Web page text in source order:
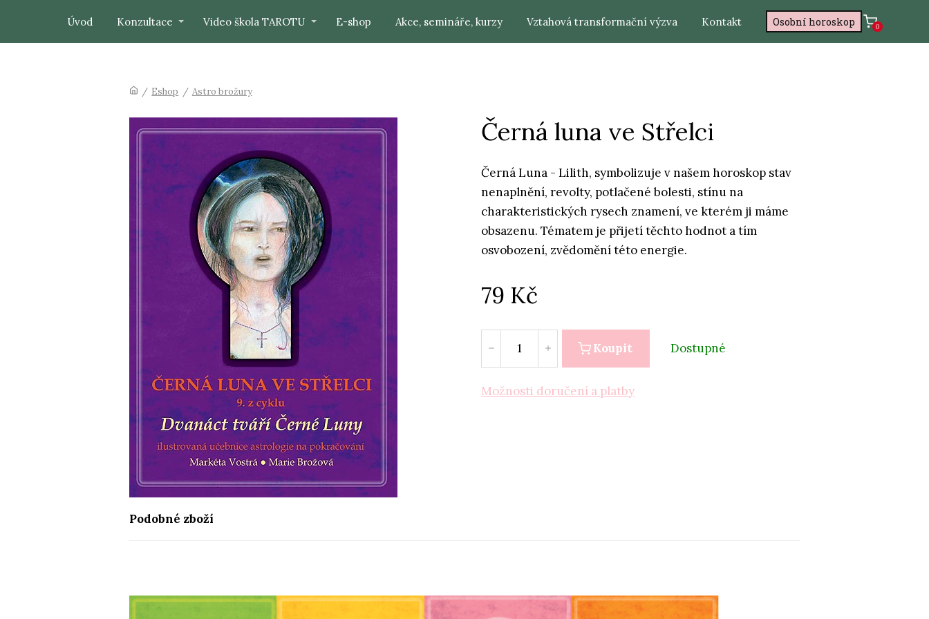
Úvod Konzultace Video škola TAROTU E-shop Akce, semináře, kurzy Vztahová transformační výzva Kontakt Osobní horoskop 0
/ Eshop / Astro brožury
Černá luna ve Střelci
Černá Luna - Lilith, symbolizuje v našem horoskop stav
nenaplnění, revolty, potlačené bolesti, stínu na
charakteristických rysech znamení, ve kterém ji máme
obsazenu. Tématem je přijetí těchto hodnot a tím
osvobození, zvědomění této energie.
79 Kč
Koupit Dostupné
Možnosti doručení a platby
Podobné zboží